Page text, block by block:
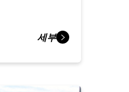
세부